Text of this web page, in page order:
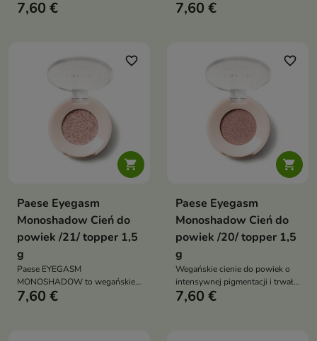
cienie do powiek o intensywnej
stworzyć zarówno subtelny
makijaż dzienny, jak i wyrazisty
7,60 €
cienie do powiek o intensywnej
stworzyć zarówno subtelny
makijaż dzienny, jak i wyrazisty
7,60 €

favorite_border
Paese Eyegasm
Monoshadow Cień do
powiek /21/ topper 1,5
g
Paese EYEGASM
MONOSHADOW to wegańskie
cienie do powiek o intensywnej
7,60 €

favorite_border
Paese Eyegasm
Monoshadow Cień do
powiek /20/ topper 1,5
g
Wegańskie cienie do powiek o
intensywnej pigmentacji i trwałej
formule bez osypywania.
7,60 €